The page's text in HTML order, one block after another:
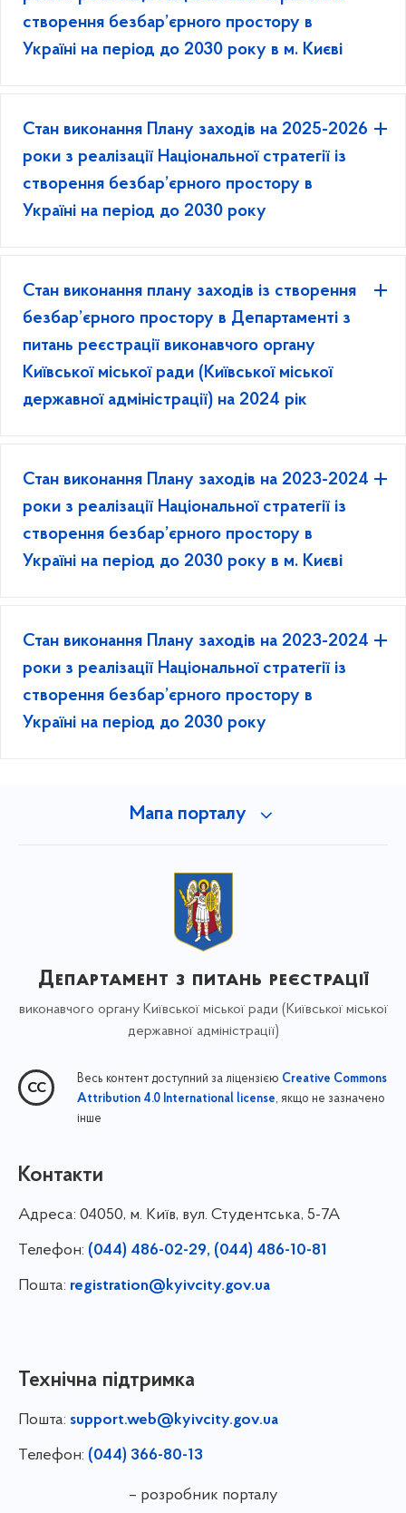
створення безбар’єрного простору в
Україні на період до 2030 року в м. Києві
Стан виконання Плану заходів на 2025-2026
роки з реалізації Національної стратегії із
створення безбар’єрного простору в
Україні на період до 2030 року
Стан виконання плану заходів із створення
безбар’єрного простору в Департаменті з
питань реєстрації виконавчого органу
Київської міської ради (Київської міської
державної адміністрації) на 2024 рік
Стан виконання Плану заходів на 2023-2024
роки з реалізації Національної стратегії із
створення безбар’єрного простору в
Україні на період до 2030 року в м. Києві
Стан виконання Плану заходів на 2023-2024
роки з реалізації Національної стратегії із
створення безбар’єрного простору в
Україні на період до 2030 року
Мапа порталу
Департамент з питань реєстрації
виконавчого органу Київської міської ради (Київської міської
державної адміністрації)
Весь контент доступний за ліцензією Creative Commons
Attribution 4.0 International license, якщо не зазначено
інше
Контакти
Адреса: 04050, м. Київ, вул. Студентська, 5-7А
Телефон: (044) 486-02-29, (044) 486-10-81
Пошта: registration@kyivcity.gov.ua
Технічна підтримка
Пошта: support.web@kyivcity.gov.ua
Телефон: (044) 366-80-13
– розробник порталу